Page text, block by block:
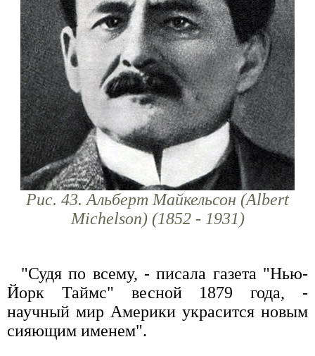
Рис. 43. Альберт Майкельсон (Albert
Michelson) (1852 - 1931)
"Судя по всему, - писала газета "Нью-
Йорк Таймс" весной 1879 года, -
научный мир Америки украсится новым
сияющим именем".